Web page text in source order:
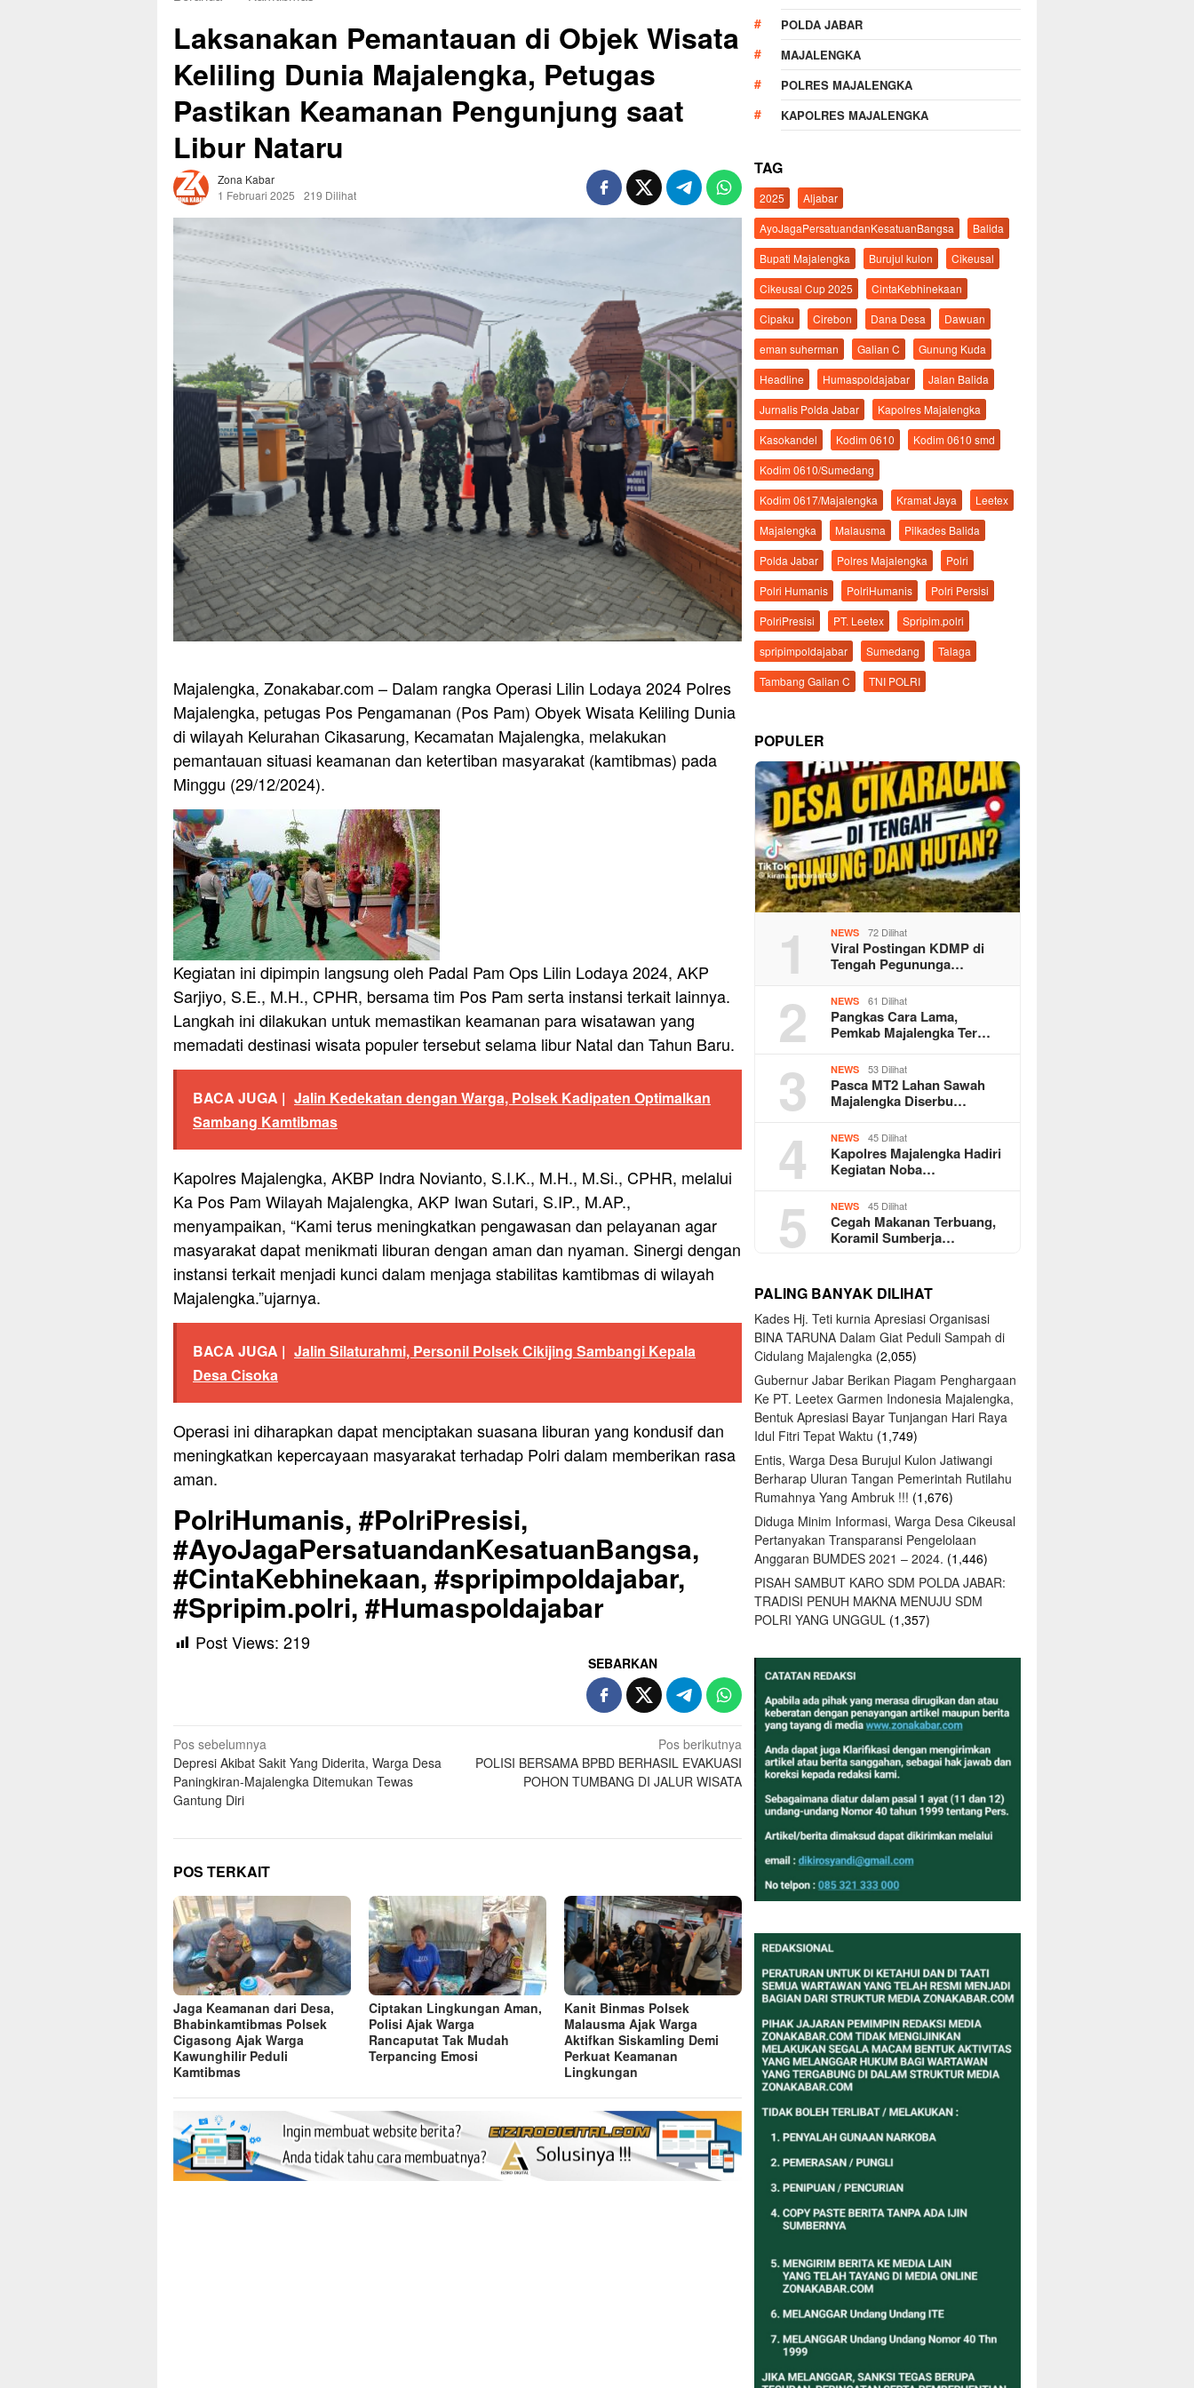
Laksanakan Pemantauan di Objek Wisata
Keliling Dunia Majalengka, Petugas
Pastikan Keamanan Pengunjung saat
Libur Nataru
Zona Kabar
1 Februari 2025
219 Dilihat
Majalengka, Zonakabar.com – Dalam rangka Operasi Lilin Lodaya 2024 Polres
Majalengka, petugas Pos Pengamanan (Pos Pam) Obyek Wisata Keliling Dunia
di wilayah Kelurahan Cikasarung, Kecamatan Majalengka, melakukan
pemantauan situasi keamanan dan ketertiban masyarakat (kamtibmas) pada
Minggu (29/12/2024).
Kegiatan ini dipimpin langsung oleh Padal Pam Ops Lilin Lodaya 2024, AKP
Sarjiyo, S.E., M.H., CPHR, bersama tim Pos Pam serta instansi terkait lainnya.
Langkah ini dilakukan untuk memastikan keamanan para wisatawan yang
memadati destinasi wisata populer tersebut selama libur Natal dan Tahun Baru.
BACA JUGA | Jalin Kedekatan dengan Warga, Polsek Kadipaten Optimalkan
Sambang Kamtibmas
Kapolres Majalengka, AKBP Indra Novianto, S.I.K., M.H., M.Si., CPHR, melalui
Ka Pos Pam Wilayah Majalengka, AKP Iwan Sutari, S.IP., M.AP.,
menyampaikan, “Kami terus meningkatkan pengawasan dan pelayanan agar
masyarakat dapat menikmati liburan dengan aman dan nyaman. Sinergi dengan
instansi terkait menjadi kunci dalam menjaga stabilitas kamtibmas di wilayah
Majalengka.”ujarnya.
BACA JUGA | Jalin Silaturahmi, Personil Polsek Cikijing Sambangi Kepala
Desa Cisoka
Operasi ini diharapkan dapat menciptakan suasana liburan yang kondusif dan
meningkatkan kepercayaan masyarakat terhadap Polri dalam memberikan rasa
aman.
PolriHumanis, #PolriPresisi,
#AyoJagaPersatuandanKesatuanBangsa,
#CintaKebhinekaan, #spripimpoldajabar,
#Spripim.polri, #Humaspoldajabar
Post Views: 219
SEBARKAN
Navigasi
pos
Pos sebelumnya
Depresi Akibat Sakit Yang Diderita, Warga Desa
Paningkiran-Majalengka Ditemukan Tewas
Gantung Diri
Pos berikutnya
POLISI BERSAMA BPBD BERHASIL EVAKUASI
POHON TUMBANG DI JALUR WISATA
POS TERKAIT
Jaga Keamanan dari Desa,
Bhabinkamtibmas Polsek
Cigasong Ajak Warga
Kawunghilir Peduli
Kamtibmas
Ciptakan Lingkungan Aman,
Polisi Ajak Warga
Rancaputat Tak Mudah
Terpancing Emosi
Kanit Binmas Polsek
Malausma Ajak Warga
Aktifkan Siskamling Demi
Perkuat Keamanan
Lingkungan
POLDA JABAR
MAJALENGKA
POLRES MAJALENGKA
KAPOLRES MAJALENGKA
TAG
2025
Aljabar
AyoJagaPersatuandanKesatuanBangsa
Balida
Bupati Majalengka
Burujul kulon
Cikeusal
Cikeusal Cup 2025
CintaKebhinekaan
Cipaku
Cirebon Dana Desa
Dawuan
eman suherman
Galian C
Gunung Kuda
Headline
Humaspoldajabar
Jalan Balida
Jurnalis Polda Jabar
Kapolres Majalengka
Kasokandel
Kodim 0610
Kodim 0610 smd
Kodim 0610/Sumedang
Kodim 0617/Majalengka
Kramat Jaya
Leetex
Majalengka
Malausma
Pilkades Balida
Polda Jabar
Polres Majalengka
Polri
Polri Humanis
PolriHumanis
Polri Persisi
PolriPresisi
PT. Leetex
Spripim.polri
spripimpoldajabar
Sumedang
Talaga
Tambang Galian C
TNI POLRI
POPULER
1 NEWS 72 Dilihat
Viral Postingan KDMP di
Tengah Pegununga…
2 NEWS 61 Dilihat
Pangkas Cara Lama,
Pemkab Majalengka Ter…
3 NEWS 53 Dilihat
Pasca MT2 Lahan Sawah
Majalengka Diserbu…
4 NEWS 45 Dilihat
Kapolres Majalengka Hadiri
Kegiatan Noba…
5 NEWS 45 Dilihat
Cegah Makanan Terbuang,
Koramil Sumberja…
PALING BANYAK DILIHAT
Kades Hj. Teti kurnia Apresiasi Organisasi
BINA TARUNA Dalam Giat Peduli Sampah di
Cidulang Majalengka (2,055)
Gubernur Jabar Berikan Piagam Penghargaan
Ke PT. Leetex Garmen Indonesia Majalengka,
Bentuk Apresiasi Bayar Tunjangan Hari Raya
Idul Fitri Tepat Waktu (1,749)
Entis, Warga Desa Burujul Kulon Jatiwangi
Berharap Uluran Tangan Pemerintah Rutilahu
Rumahnya Yang Ambruk !!! (1,676)
Diduga Minim Informasi, Warga Desa Cikeusal
Pertanyakan Transparansi Pengelolaan
Anggaran BUMDES 2021 – 2024. (1,446)
PISAH SAMBUT KARO SDM POLDA JABAR:
TRADISI PENUH MAKNA MENUJU SDM
POLRI YANG UNGGUL (1,357)